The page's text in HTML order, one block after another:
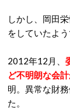
しかし、岡田
をしていたよう
2012年12月、
ど不明朗な会
明。異常な財
た。